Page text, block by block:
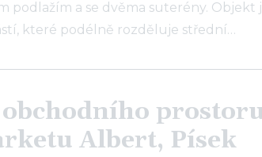
podlažím a se dvěma suterény. Objekt
které podélně rozděluje střední…
Albert, Písek